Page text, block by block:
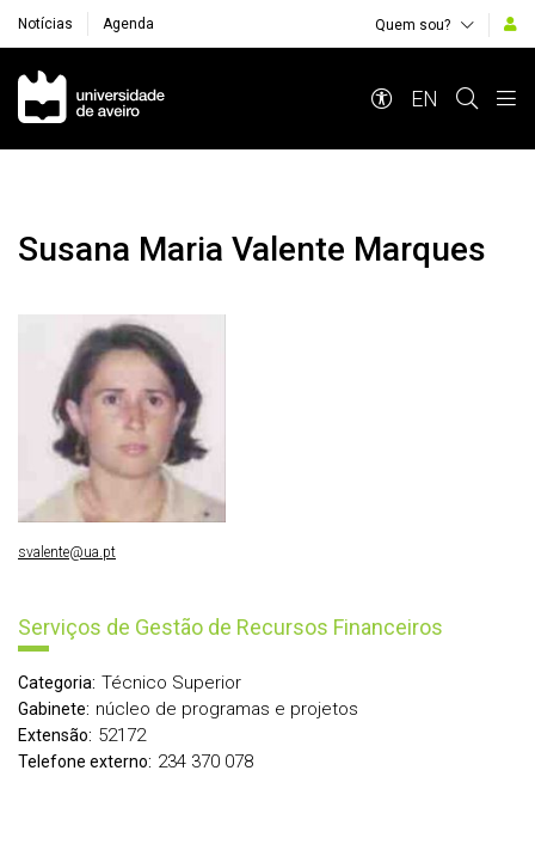
Notícias Agenda Quem sou?
Navegação Principal
EN
Susana Maria Valente Marques
Serviços de Gestão de Recursos Financeiros
Categoria: Técnico Superior
Gabinete: núcleo de programas e projetos
Extensão: 52172
Telefone externo: 234 370 078
svalente@ua.pt